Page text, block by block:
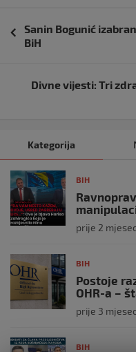
objava
Sanin Bogunić
BiH
Divne vijesti: Tri
Kategorija
BIH
prije 2
BIH
Postoje
OHR-a –
prije 3
BIH